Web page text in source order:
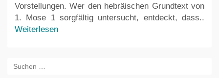
Vorstellungen. Wer den hebräischen Grundtext von
1. Mose 1 sorgfältig untersucht, entdeckt, dass..
Weiterlesen